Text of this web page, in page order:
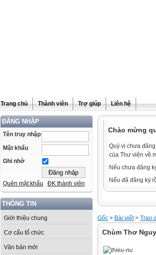
Trang chủ Thành viên Trợ giúp Liên hệ
ĐĂNG NHẬP
Tên truy nhập
Mật khẩu
Ghi nhớ
Quên mật khẩu ĐK thành viên
THÔNG TIN
Giới thiệu chung
Cơ cấu tổ chức
Văn bản mới
Chào mừng
Quý vị chưa
của Thư viện về
Nếu chưa đăng
Nếu đã đăng ký
Gốc > Bài viết> Trao
Chùm Thơ